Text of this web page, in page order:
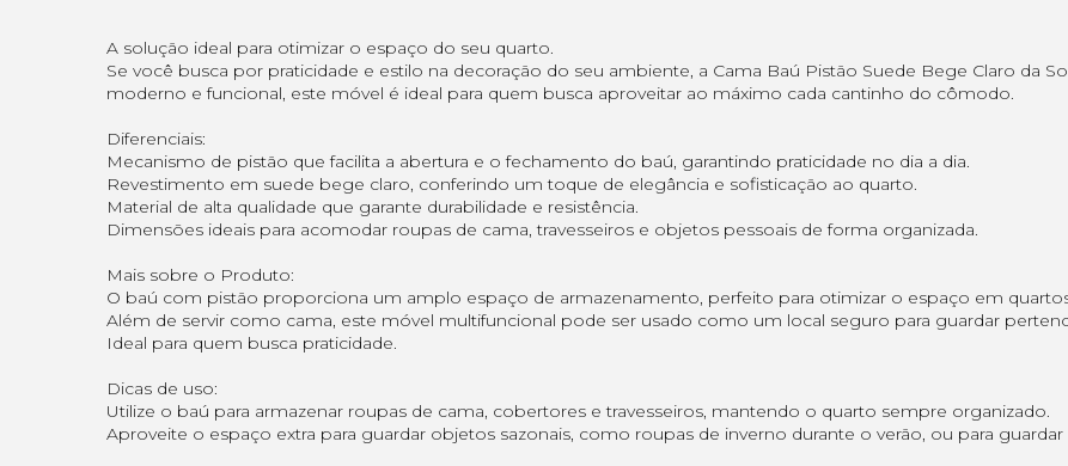
A solução ideal para otimizar o espaço do seu quarto.
Se você busca por praticidade e estilo na decoração do seu ambiente, a Cama Baú Pistão Suede Bege Claro da
moderno e funcional, este móvel é ideal para quem busca aproveitar ao máximo cada cantinho do cômodo.
Diferenciais:
Mecanismo de pistão que facilita a abertura e o fechamento do baú, garantindo praticidade no dia a dia.
Revestimento em suede bege claro, conferindo um toque de elegância e sofisticação ao quarto.
Material de alta qualidade que garante durabilidade e resistência.
Dimensões ideais para acomodar roupas de cama, travesseiros e objetos pessoais de forma organizada.
Mais sobre o Produto:
O baú com pistão proporciona um amplo espaço de armazenamento, perfeito para otimizar o espaço em
Além de servir como cama, este móvel multifuncional pode ser usado como um local seguro para guardar
Ideal para quem busca praticidade.
Dicas de uso:
Utilize o baú para armazenar roupas de cama, cobertores e travesseiros, mantendo o quarto sempre organizado.
Aproveite o espaço extra para guardar objetos sazonais, como roupas de inverno durante o verão, ou para